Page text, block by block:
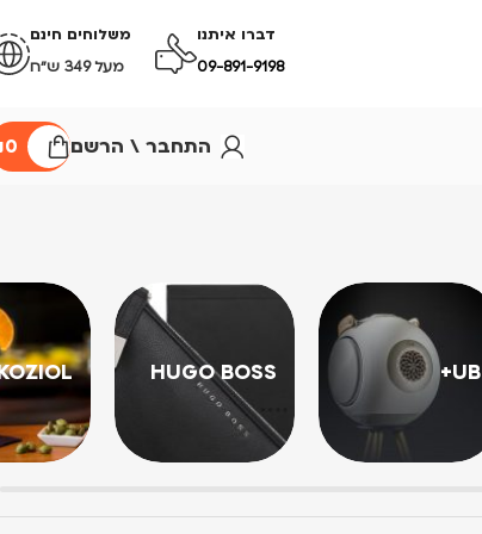
דברו איתנו
09-891-9198
משלוחים חינם
מעל 349 ש״ח
התחבר \ הרשם 0
UB+
HUGO BOSS